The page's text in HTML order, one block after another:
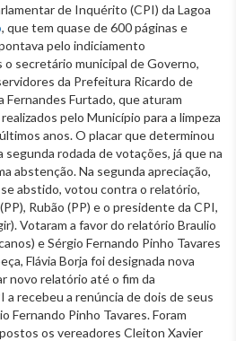
de Inquérito (CPI) da Lagoa
, que tem quase de 600 páginas e
pelo indiciamento
secretário municipal de Governo,
da Prefeitura Ricardo de
Fernandes Furtado, que aturam
pelo Município para a limpeza
anos. O placar que determinou
rodada de votações, já que na
abstenção. Na segunda apreciação,
abstido, votou contra o relatório,
Rubão (PP) e o presidente da CPI,
Votaram a favor do relatório Braulio
e Sérgio Fernando Pinho Tavares
Flávia Borja foi designada nova
novo relatório até o fim da
a recebeu a renúncia de dois de seus
Fernando Pinho Tavares. Foram
os vereadores Cleiton Xavier